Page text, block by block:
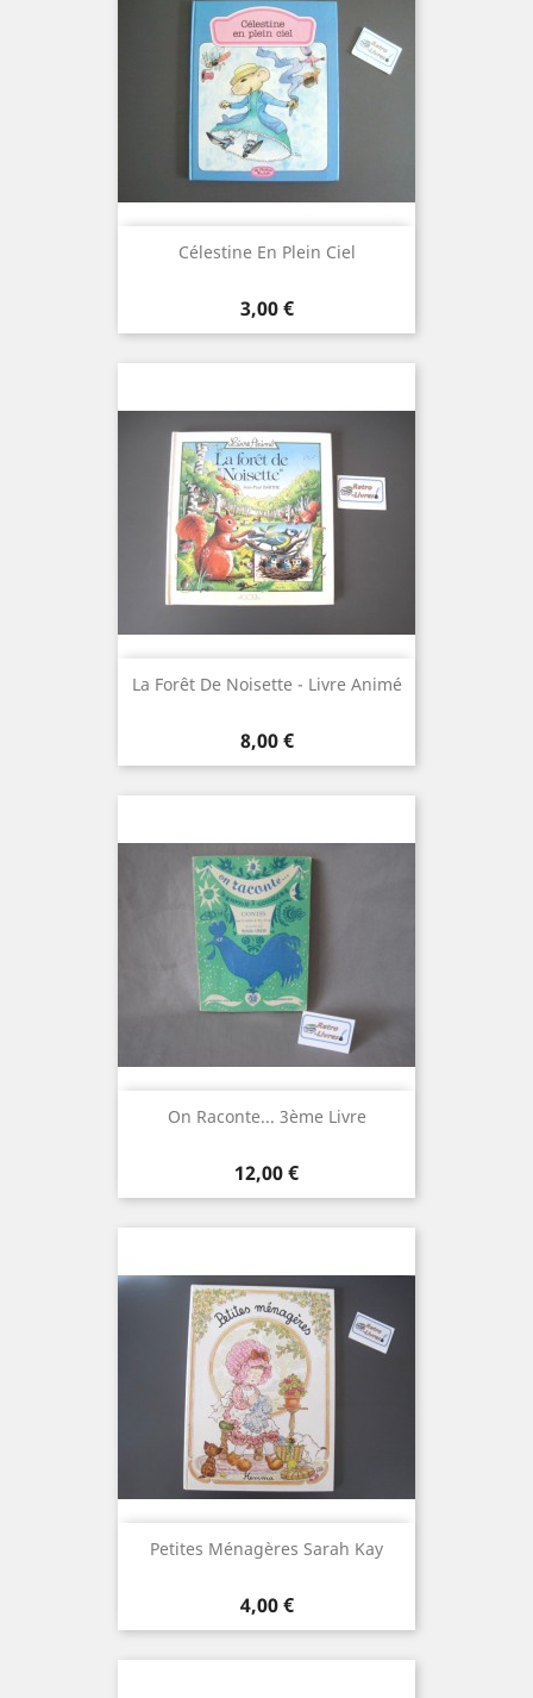
Célestine En Plein Ciel
Prix
3,00 €
La Forêt De Noisette - Livre Animé
Prix
8,00 €
On Raconte... 3ème Livre
Prix
12,00 €
Petites Ménagères Sarah Kay
Prix
4,00 €